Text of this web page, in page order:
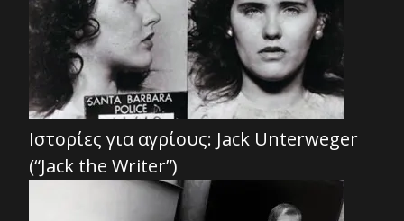
Ιστορίες για αγρίους: Jack Unterweger
(“Jack the Writer”)